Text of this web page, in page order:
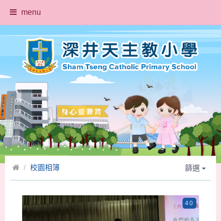
menu
校園相簿 篩選
40